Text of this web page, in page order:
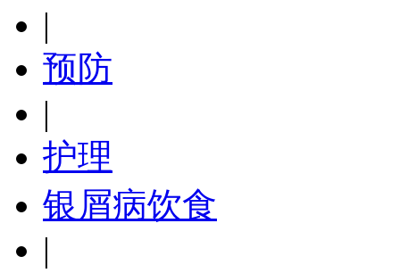
|
预防
|
护理
银屑病饮食
|